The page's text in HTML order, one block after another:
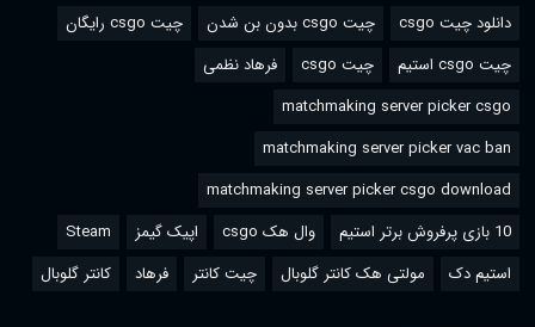
دانلود چیت csgo چیت csgo بدون بن شدن
چیت csgo رایگان
چیت csgo استیم
چیت csgo
فرهاد نظمی
matchmaking server picker csgo
matchmaking server picker vac ban
matchmaking server picker csgo download
10 بازی پرفروش برتر استیم
وال هک csgo اپیک گیمز
Steam
استیم دک
مولتی هک کانتر گلوبال چیت کانتر فرهاد کانتر گلوبال